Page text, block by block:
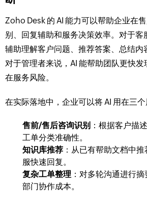
Zoho Desk 的 AI 能力可以帮助企业在
别、回复辅助和服务决策效率。对于客
辅助理解客户问题、推荐答案、总结内
对于管理者来说，AI 能帮助团队更快
在服务风险。
在实际落地中，企业可以将 AI 用在三个
售前/售后咨询识别 ：根据客户描
工单分类准确性。
知识库推荐 ：从已有帮助文档中
服快速回复。
复杂工单整理 ：对多轮沟通进行
部门协作成本。